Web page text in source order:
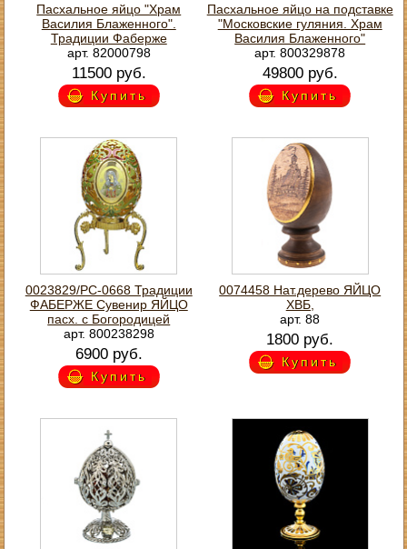
Пасхальное яйцо "Храм
Василия Блаженного".
Традиции Фаберже
арт. 82000798
11500 руб.
Купить
Пасхальное яйцо на подставке
"Московские гуляния. Храм
Василия Блаженного"
арт. 800329878
49800 руб.
Купить
0023829/РС-0668 Традиции
ФАБЕРЖЕ Сувенир ЯЙЦО
пасх. с Богородицей
арт. 800238298
6900 руб.
Купить
0074458 Нат.дерево ЯЙЦО
ХВБ,
арт. 88
1800 руб.
Купить